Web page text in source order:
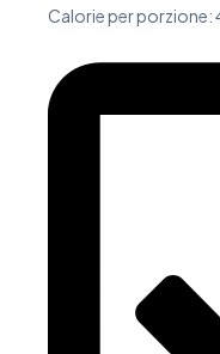
Calorie per porzione: